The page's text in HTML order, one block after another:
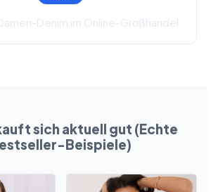
Denim im Online-Großhandel
sich aktuell gut (Echte
Beispiele)